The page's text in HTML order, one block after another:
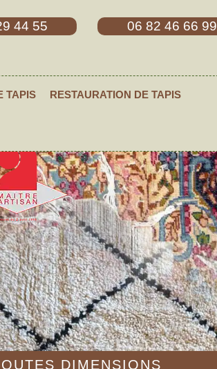
44 55 06 82 46 66 99
TAPIS RESTAURATION DE TAPIS
DIMENSIONS